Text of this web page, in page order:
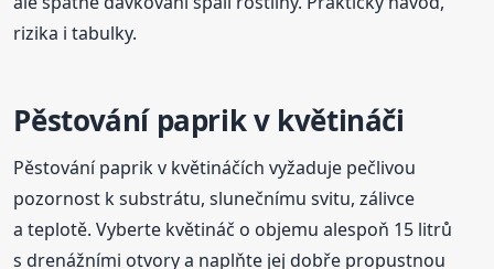
rizika i tabulky.
Pěstování paprik v květináči
Pěstování paprik v květináčích vyžaduje pečlivou
pozornost k substrátu, slunečnímu svitu, zálivce
a teplotě. Vyberte květináč o objemu alespoň 15 litrů
s drenážními otvory a naplňte jej dobře propustnou